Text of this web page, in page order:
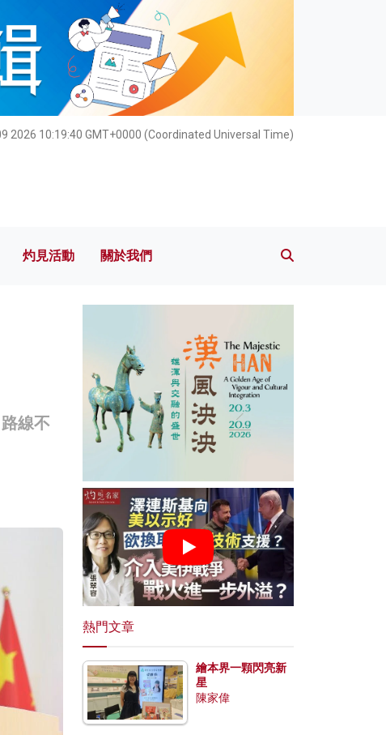
2026 10:19:42 GMT+0000 (Coordinated Universal Time)
榜 灼見活動 關於我們
灼見活動 關於我們
線不
熱門文章
繪本界一顆閃亮新
星
陳家偉